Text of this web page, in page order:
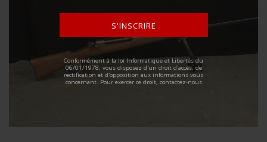
S'INSCRIRE
ALTERNATIVE:
Conformément à la loi Informatique et Libertés du
06/01/1978, vous disposez d'un droit d'accès, de
rectification et d'opposition aux informations vous
concernant. Pour exercer ce droit, contactez-nous